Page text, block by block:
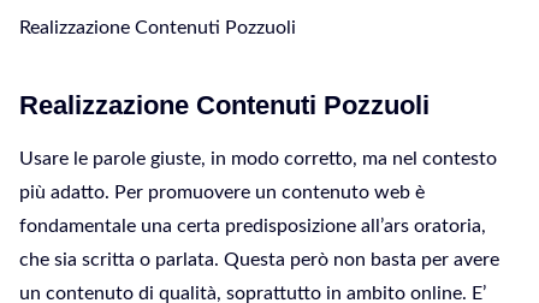
Realizzazione Contenuti Pozzuoli
Realizzazione Contenuti Pozzuoli
Usare le parole giuste, in modo corretto, ma nel contesto
più adatto. Per promuovere un contenuto web è
fondamentale una certa predisposizione all’ars oratoria,
che sia scritta o parlata. Questa però non basta per avere
un contenuto di qualità, soprattutto in ambito online. E’